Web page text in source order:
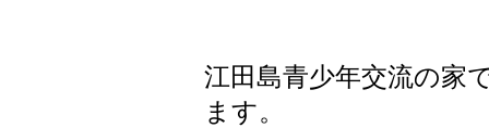
江田島青少年交流の家
ます。